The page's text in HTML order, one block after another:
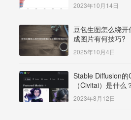
2023年10月14日
豆包生图怎么绕开
成图片有何技巧?
2025年10月4日
Stable Diffusion的
（Civitai）是什么
少？
2023年8月12日